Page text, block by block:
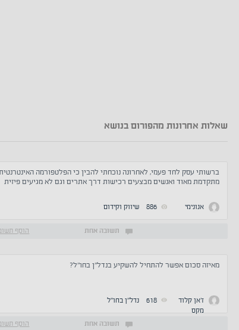
שאלות אחרונות מהפורום בנושא
ברשותי עסק לחד פעמי, לאחרונה נוכחתי להבין כי הפלטפורמה
מתקדמת מאוד ואנשים מבצעים רכישות דרך אתרים וגם לא מגיעים פיזית
אנונימי 886 שיווק וקידום
תשובה אחת הוסף
מאיזה סכום אפשר להתחיל להשקיע בנדל"ן בחו"ל?
ז'אן קלוד
מקס
618 נדל''ן בחו''ל
תשובה אחת הוסף